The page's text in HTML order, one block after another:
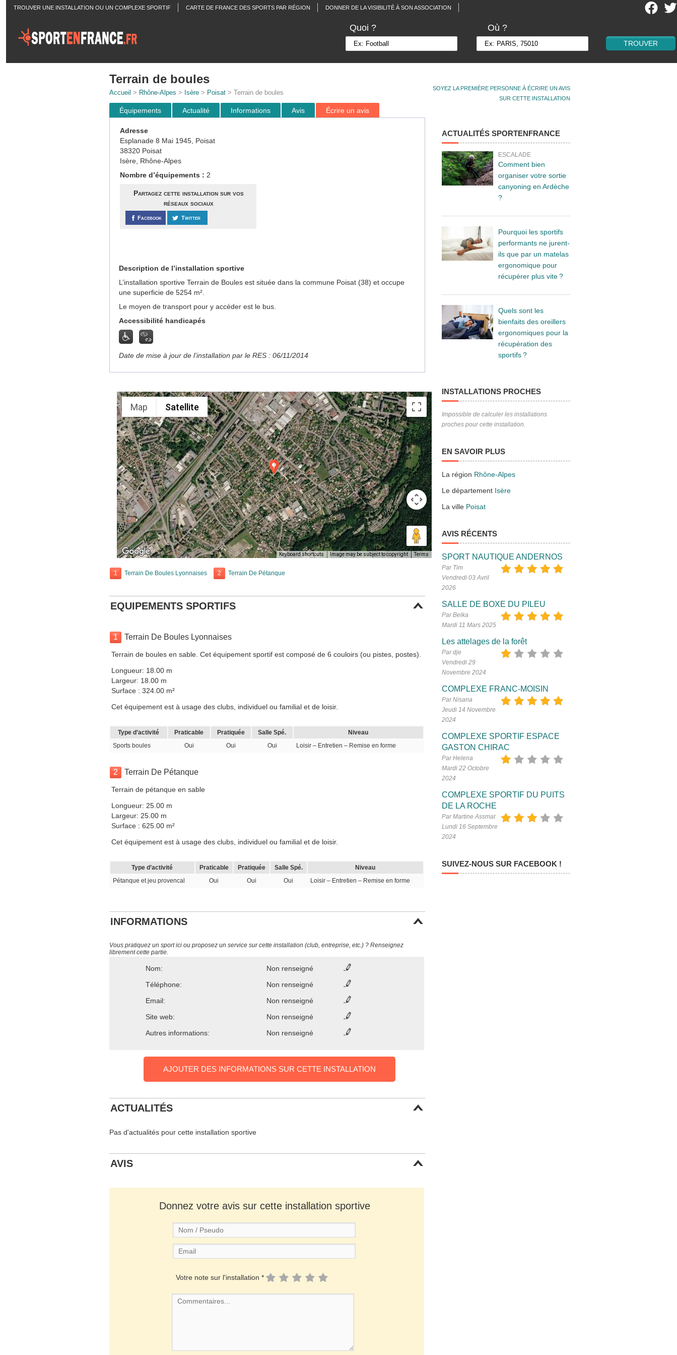
TROUVER UNE INSTALLATION OU UN COMPLEXE SPORTIF CARTE DE FRANCE DES SPORTS PAR RÉGION DONNER DE LA VISIBILITÉ À SON ASSOCIATION
Quoi ? Où ?
SOYEZ LA PREMIÈRE PERSONNE À ÉCRIRE UN AVIS
SUR CETTE INSTALLATION
Terrain de boules
Accueil > Rhône-Alpes > Isère> Poisat> Terrain de boules
Équipements Actualité Informations Avis Écrire un avis
Adresse
Esplanade 8 Mai 1945, Poisat
38320 Poisat
Isère, Rhône-Alpes
Nombre d’équipements : 2
Partagez cette installation sur vos
réseaux sociaux
Facebook Twitter
Description de l’installation sportive
L’installation sportive Terrain de Boules est située dans la commune Poisat (38) et occupe
une superficie de 5254 m².
Le moyen de transport pour y accéder est le bus.
Accessibilité handicapés
Date de mise à jour de l’installation par le RES : 06/11/2014
Map Satellite
Keyboard shortcuts Image may be subject to copyright Terms
1 Terrain De Boules Lyonnaises 2 Terrain De Pétanque
EQUIPEMENTS SPORTIFS
1 Terrain De Boules Lyonnaises
Terrain de boules en sable. Cet équipement sportif est composé de 6 couloirs (ou pistes, postes).
Longueur: 18.00 m
Largeur: 18.00 m
Surface : 324.00 m²
Cet équipement est à usage des clubs, individuel ou familial et de loisir.
Type d’activité Praticable Pratiquée Salle Spé.
Niveau
Sports boules
Oui Oui Oui Loisir – Entretien – Remise en forme
2 Terrain De Pétanque
Terrain de pétanque en sable
Longueur: 25.00 m
Largeur: 25.00 m
Surface : 625.00 m²
Cet équipement est à usage des clubs, individuel ou familial et de loisir.
Type d’activité Praticable Pratiquée Salle Spé.
Niveau
Pétanque et jeu provencal
Oui Oui Oui Loisir – Entretien – Remise en forme
INFORMATIONS
Vous pratiquez un sport ici ou proposez un service sur cette installation (club, entreprise, etc.) ? Renseignez
librement cette partie.
Nom:
Non renseigné
Téléphone:
Non renseigné
Email:
Non renseigné
Site web:
Non renseigné
Autres informations:
Non renseigné
AJOUTER DES INFORMATIONS SUR CETTE INSTALLATION
ACTUALITÉS
Pas d'actualités pour cette installation sportive
AVIS
Donnez votre avis sur cette installation sportive
Votre note sur l'installation *
ACTUALITÉS SPORTENFRANCE
ESCALADE
Comment bien
organiser votre sortie
canyoning en Ardèche
?
Pourquoi les sportifs
performants ne jurent-
ils que par un matelas
ergonomique pour
récupérer plus vite ?
Quels sont les
bienfaits des oreillers
ergonomiques pour la
récupération des
sportifs ?
INSTALLATIONS PROCHES
Impossible de calculer les installations
proches pour cette installation.
EN SAVOIR PLUS
La région Rhône-Alpes
Le département Isère
La ville Poisat
AVIS RÉCENTS
SPORT NAUTIQUE ANDERNOS
Par Tim
Vendredi 03 Avril
2026
SALLE DE BOXE DU PILEU
Par Belka
Mardi 11 Mars 2025
Les attelages de la forêt
Par dje
Vendredi 29
Novembre 2024
COMPLEXE FRANC-MOISIN
Par Nisana
Jeudi 14 Novembre
2024
COMPLEXE SPORTIF ESPACE
GASTON CHIRAC
Par Helena
Mardi 22 Octobre
2024
COMPLEXE SPORTIF DU PUITS
DE LA ROCHE
Par Martine Assmat
Lundi 16 Septembre
2024
SUIVEZ-NOUS SUR FACEBOOK !